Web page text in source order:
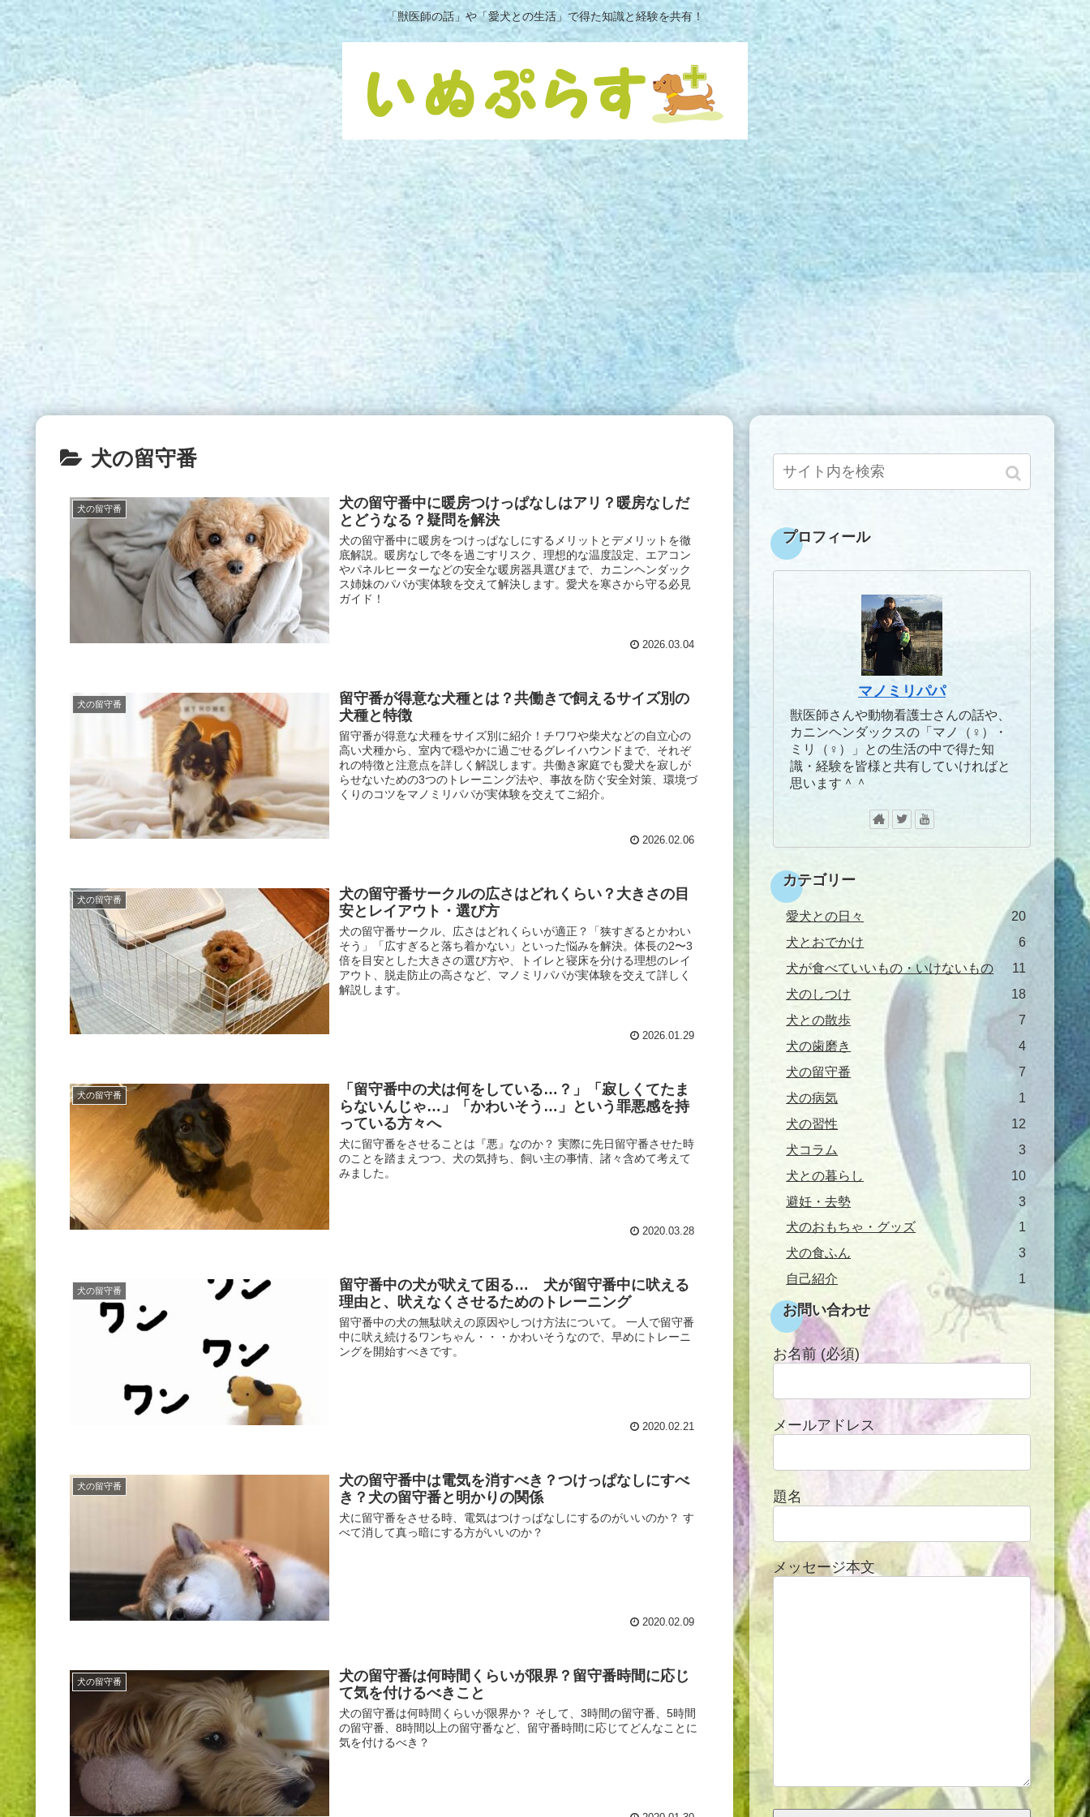
「獣医師の話」や「愛犬との生活」で得た知識と経験を共有！
犬の留守番
犬の留守番
犬の留守番中に暖房つけっぱなしはアリ？暖房なしだ
とどうなる？疑問を解決
犬の留守番中に暖房をつけっぱなしにするメリットとデメリットを徹
底解説。暖房なしで冬を過ごすリスク、理想的な温度設定、エアコン
やパネルヒーターなどの安全な暖房器具選びまで、カニンヘンダック
ス姉妹のパパが実体験を交えて解決します。愛犬を寒さから守る必見
ガイド！
2026.03.04
犬の留守番
留守番が得意な犬種とは？共働きで飼えるサイズ別の
犬種と特徴
留守番が得意な犬種をサイズ別に紹介！チワワや柴犬などの自立心の
高い犬種から、室内で穏やかに過ごせるグレイハウンドまで、それぞ
れの特徴と注意点を詳しく解説します。共働き家庭でも愛犬を寂しが
らせないための3つのトレーニング法や、事故を防ぐ安全対策、環境づ
くりのコツをマノミリパパが実体験を交えてご紹介。
2026.02.06
犬の留守番
犬の留守番サークルの広さはどれくらい？大きさの目
安とレイアウト・選び方
犬の留守番サークル、広さはどれくらいが適正？「狭すぎるとかわい
そう」「広すぎると落ち着かない」といった悩みを解決。体長の2〜3
倍を目安とした大きさの選び方や、トイレと寝床を分ける理想のレイ
アウト、脱走防止の高さなど、マノミリパパが実体験を交えて詳しく
解説します。
2026.01.29
犬の留守番
「留守番中の犬は何をしている…？」「寂しくてたま
らないんじゃ…」「かわいそう…」という罪悪感を持
っている方々へ
犬に留守番をさせることは『悪』なのか？ 実際に先日留守番させた時
のことを踏まえつつ、犬の気持ち、飼い主の事情、諸々含めて考えて
みました。
2020.03.28
犬の留守番
留守番中の犬が吠えて困る… 犬が留守番中に吠える
理由と、吠えなくさせるためのトレーニング
留守番中の犬の無駄吠えの原因やしつけ方法について。 一人で留守番
中に吠え続けるワンちゃん・・・かわいそうなので、早めにトレーニ
ングを開始すべきです。
2020.02.21
犬の留守番
犬の留守番中は電気を消すべき？つけっぱなしにすべ
き？犬の留守番と明かりの関係
犬に留守番をさせる時、電気はつけっぱなしにするのがいいのか？ す
べて消して真っ暗にする方がいいのか？
2020.02.09
犬の留守番
犬の留守番は何時間くらいが限界？留守番時間に応じ
て気を付けるべきこと
犬の留守番は何時間くらいが限界か？ そして、3時間の留守番、5時間
の留守番、8時間以上の留守番など、留守番時間に応じてどんなことに
気を付けるべき？
プロフィール
マノミリパパ
獣医師さんや動物看護士さんの話や、
カニンヘンダックスの「マノ（♀）・
ミリ（♀）」との生活の中で得た知
識・経験を皆様と共有していければと
思います＾＾
カテゴリー
愛犬との日々
20
犬とおでかけ
6
犬が食べていいもの・いけないもの
11
犬のしつけ
18
犬との散歩
7
犬の歯磨き
4
犬の留守番
7
犬の病気
1
犬の習性
12
犬コラム
3
犬との暮らし
10
避妊・去勢
3
犬のおもちゃ・グッズ
1
犬の食ふん
3
自己紹介
1
お問い合わせ
お名前 (必須)
メールアドレス
題名
メッセージ本文